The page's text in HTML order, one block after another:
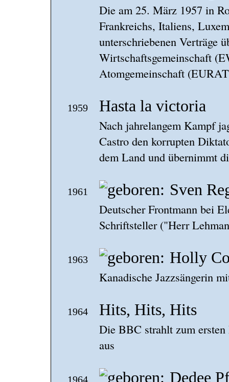
Die am 25. März 1957 in
Frankreichs, Italiens,
unterschriebenen Verträge
Wirtschaftsgemeinschaft
Atomgemeinschaft
1959 Hasta la victoria
Nach jahrelangem Kampf
Castro den korrupten
dem Land und übernimmt
1961 Sven
Deutscher Frontmann bei
Schriftsteller ("Herr
1963 Holly
Kanadische Jazzsängerin
1964 Hits, Hits, Hits
Die BBC strahlt zum
aus
1964 Dedee